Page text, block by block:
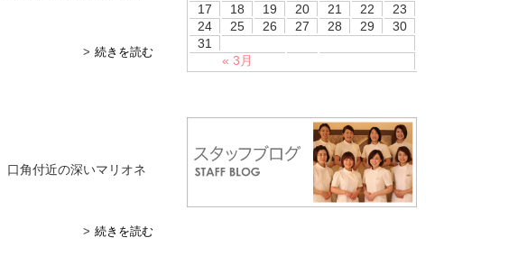
続きを読む
角付近の深いマリオネ
続きを読む
« 3月
17
18 19 20 21 22
23
24
25 26 27 28 29
30
31